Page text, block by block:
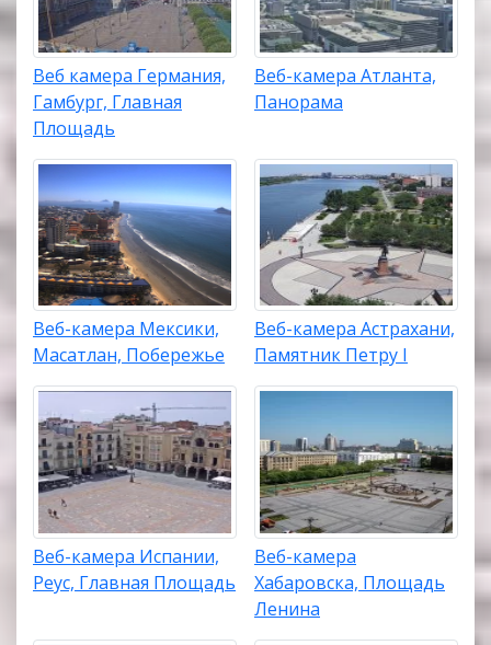
Веб камера Германия,
Гамбург, Главная
Площадь
Веб-камера Атланта,
Панорама
Веб-камера Мексики,
Масатлан, Побережье
Веб-камера Астрахани,
Памятник Петру I
Веб-камера Испании,
Реус, Главная Площадь
Веб-камера
Хабаровска, Площадь
Ленина